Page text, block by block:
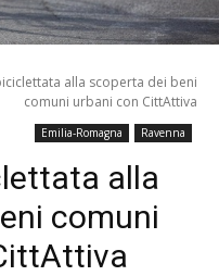
alla scoperta dei beni
comuni urbani con CittAttiva
Emilia-Romagna Ravenna
alla
comuni